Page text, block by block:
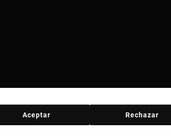
/ Peruvian Sol Rechazar
Aceptar